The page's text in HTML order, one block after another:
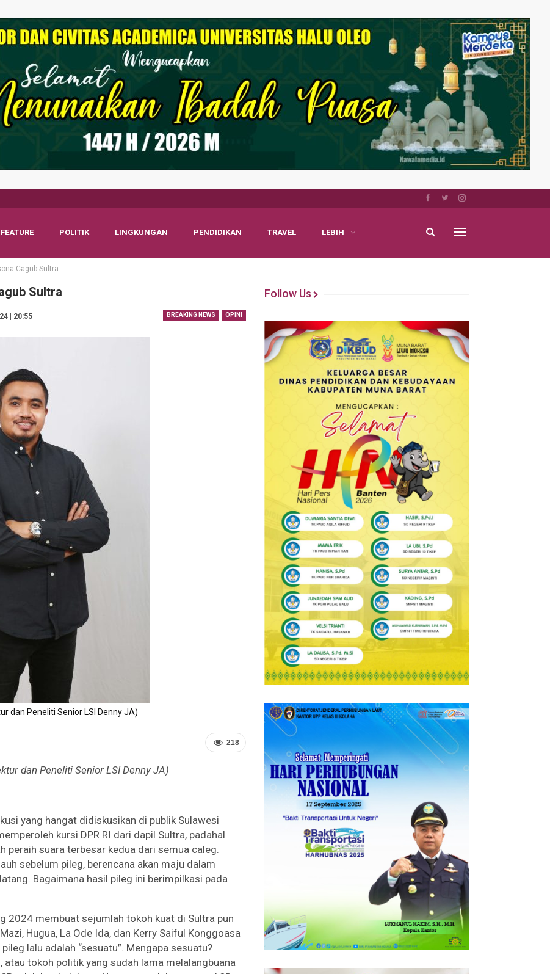
FEATURE POLITIK LINGKUNGAN PENDIDIKAN TRAVEL LEBIH
Cagub Sultra
Sultra
BREAKING NEWS OPINI
| 20:55
dan Peneliti Senior LSI Denny JA)
218
dan Peneliti Senior LSI Denny JA)
yang hangat didiskusikan di publik Sulawesi
kursi DPR RI dari dapil Sultra, padahal
peraih suara terbesar kedua dari semua caleg.
sebelum pileg, berencana akan maju dalam
Bagaimana hasil pileg ini berimpilkasi pada
2024 membuat sejumlah tokoh kuat di Sultra pun
Hugua, La Ode Ida, dan Kerry Saiful Konggoasa
lalu adalah “sesuatu”. Mengapa sesuatu?
atau tokoh politik yang sudah lama melalangbuana
Follow Us